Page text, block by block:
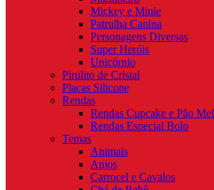
Mickey e Minie
Patrulha Canina
Personagens Diversas
Super Heróis
Unicórnio
Pirulito de Cristal
Placas Silicone
Rendas
Rendas Cupcake e Pão Mel
Rendas Especial Bolo
Temas
Animais
Anjos
Carrocel e Cavalos